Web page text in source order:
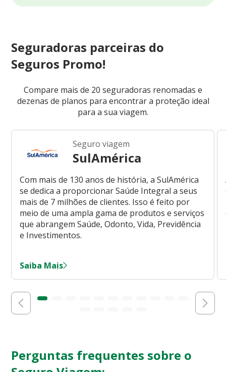
Seguradoras parceiras do
Seguros Promo!
Compare mais de 20 seguradoras renomadas e
dezenas de planos para encontrar a proteção ideal
para a sua viagem.
Seguro viagem
SulAmérica
Com mais de 130 anos de história, a SulAmérica
se dedica a proporcionar Saúde Integral a seus
mais de 7 milhões de clientes. Isso é feito por
meio de uma ampla gama de produtos e serviços
que abrangem Saúde, Odonto, Vida, Previdência
e Investimentos.
Saiba Mais
Perguntas frequentes sobre o